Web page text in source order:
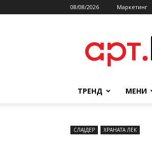
08/08/2026 Маркетинг
ТРЕНД МЕНИ
СЛАЈДЕР ХРАНАТА ЛЕК